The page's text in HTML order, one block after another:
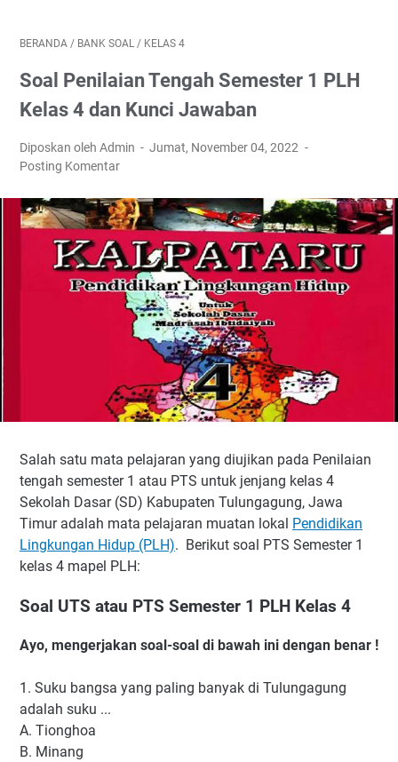
BERANDA / BANK SOAL / KELAS 4
Soal Penilaian Tengah Semester 1 PLH
Kelas 4 dan Kunci Jawaban
Diposkan oleh Admin
Jumat, November 04, 2022
Posting Komentar
Salah satu mata pelajaran yang diujikan pada Penilaian
tengah semester 1 atau PTS untuk jenjang kelas 4
Sekolah Dasar (SD) Kabupaten Tulungagung, Jawa
Timur adalah mata pelajaran muatan lokal Pendidikan
Lingkungan Hidup (PLH). Berikut soal PTS Semester 1
kelas 4 mapel PLH:
Soal UTS atau PTS Semester 1 PLH Kelas 4
Ayo, mengerjakan soal-soal di bawah ini dengan benar !
1. Suku bangsa yang paling banyak di Tulungagung
adalah suku ...
A. Tionghoa
B. Minang